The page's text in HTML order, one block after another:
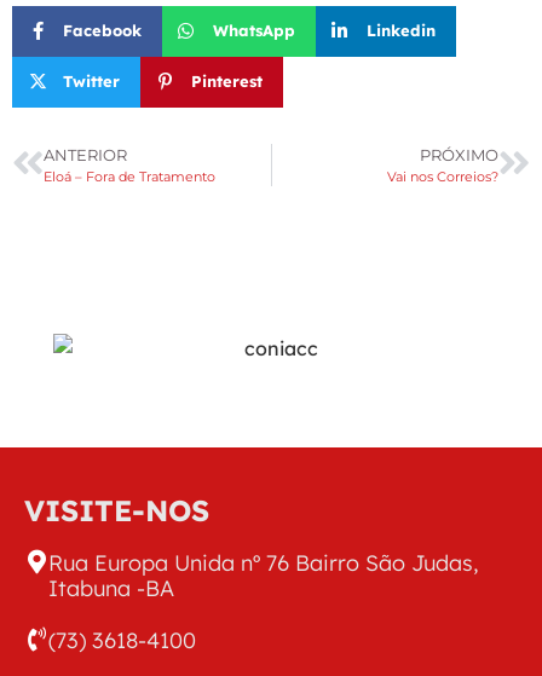
Facebook WhatsApp Linkedin
Twitter Pinterest
ANTERIOR
Eloá – Fora de Tratamento
PRÓXIMO
Vai nos Correios?
VISITE-NOS
Rua Europa Unida nº 76 Bairro São Judas,
Itabuna -BA
(73) 3618-4100